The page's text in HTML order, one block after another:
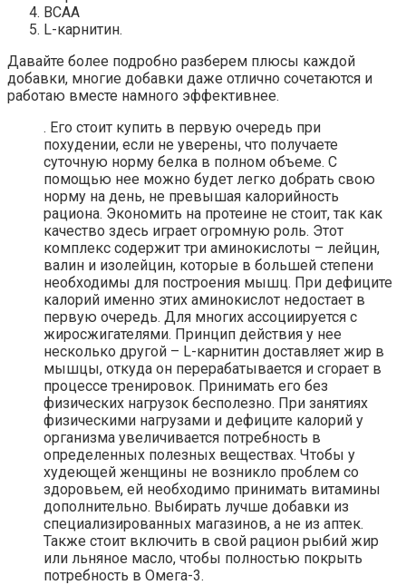
BCAA
L-карнитин.
Давайте более подробно разберем плюсы каждой
добавки, многие добавки даже отлично сочетаются и
работаю вместе намного эффективнее.
. Его стоит купить в первую очередь при
похудении, если не уверены, что получаете
суточную норму белка в полном объеме. С
помощью нее можно будет легко добрать свою
норму на день, не превышая калорийность
рациона. Экономить на протеине не стоит, так как
качество здесь играет огромную роль. Этот
комплекс содержит три аминокислоты – лейцин,
валин и изолейцин, которые в большей степени
необходимы для построения мышц. При дефиците
калорий именно этих аминокислот недостает в
первую очередь. Для многих ассоциируется с
жиросжигателями. Принцип действия у нее
несколько другой – L-карнитин доставляет жир в
мышцы, откуда он перерабатывается и сгорает в
процессе тренировок. Принимать его без
физических нагрузок бесполезно. При занятиях
физическими нагрузами и дефиците калорий у
организма увеличивается потребность в
определенных полезных веществах. Чтобы у
худеющей женщины не возникло проблем со
здоровьем, ей необходимо принимать витамины
дополнительно. Выбирать лучше добавки из
специализированных магазинов, а не из аптек.
Также стоит включить в свой рацион рыбий жир
или льняное масло, чтобы полностью покрыть
потребность в Омега-3.